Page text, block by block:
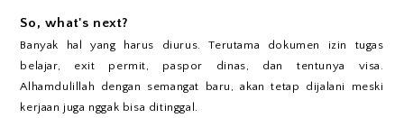
So, what's next?
Banyak hal yang harus diurus. Terutama dokumen izin tugas
belajar, exit permit, paspor dinas, dan tentunya visa.
Alhamdulillah dengan semangat baru, akan tetap dijalani meski
kerjaan juga nggak bisa ditinggal.